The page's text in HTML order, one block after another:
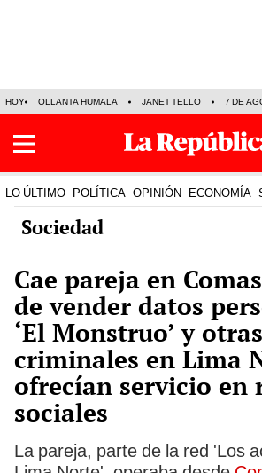
HOY OLLANTA HUMALA JANET TELLO 7 DE
LO ÚLTIMO POLÍTICA OPINIÓN ECONOMÍA
Sociedad
Cae pareja en
de vender datos
‘El Monstruo’ y
criminales en Lima
ofrecían servicio en
sociales
La pareja, parte de la red 'Los